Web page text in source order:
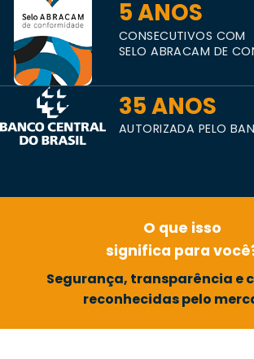
5 ANOS
CONSECUTIVOS COM
SELO ABRACAM DE
35 ANOS
AUTORIZADA PELO
O que isso
significa para
Segurança, transparência e
reconhecidas pelo